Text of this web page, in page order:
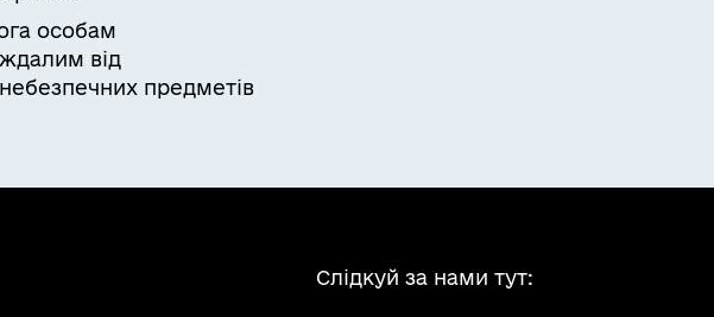
особам
від
предметів
Слідкуй за нами тут: